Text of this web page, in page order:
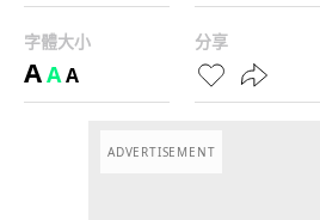
字體大小
AAA
分享
ADVERTISEMENT